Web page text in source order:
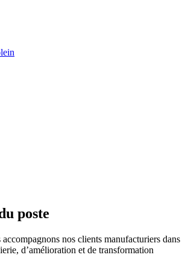
poste
accompagnons nos clients manufacturiers dans
d’amélioration et de transformation